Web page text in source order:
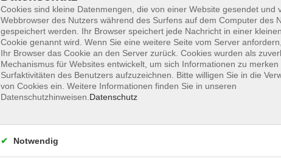
Impressum AGBs Datenschutzerklärung
Cookies sind kleine Datenmengen, die von einer Website gesendet und
Webbrowser des Nutzers während des Surfens auf dem Computer des
gespeichert werden. Ihr Browser speichert jede Nachricht in einer
Cookie genannt wird. Wenn Sie eine weitere Seite vom Server
Ihr Browser das Cookie an den Server zurück. Cookies wurden als
Mechanismus für Websites entwickelt, um sich Informationen zu merken
Surfaktivitäten des Benutzers aufzuzeichnen. Bitte willigen Sie in die
von Cookies ein. Weitere Informationen finden Sie in unseren
Datenschutzhinweisen. Datenschutz
Notwendig